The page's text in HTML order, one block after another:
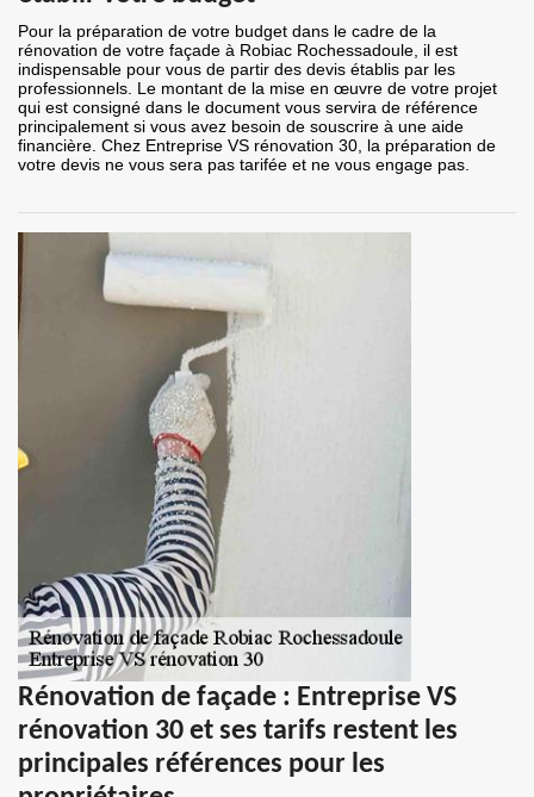
Pour la préparation de votre budget dans le cadre de la
rénovation de votre façade à Robiac Rochessadoule, il est
indispensable pour vous de partir des devis établis par les
professionnels. Le montant de la mise en œuvre de votre projet
qui est consigné dans le document vous servira de référence
principalement si vous avez besoin de souscrire à une aide
financière. Chez Entreprise VS rénovation 30, la préparation de
votre devis ne vous sera pas tarifée et ne vous engage pas.
Rénovation de façade : Entreprise VS
rénovation 30 et ses tarifs restent les
principales références pour les